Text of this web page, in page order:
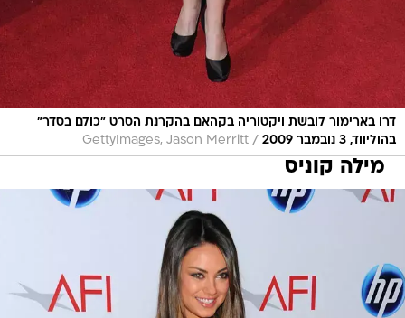
דרו בארימור לובשת ויקטוריה בקהאם בהקרנת הסרט "כולם בסדר"
בהוליווד, 3 נובמבר 2009
/
GettyImages, Jason Merritt
מילה קוניס